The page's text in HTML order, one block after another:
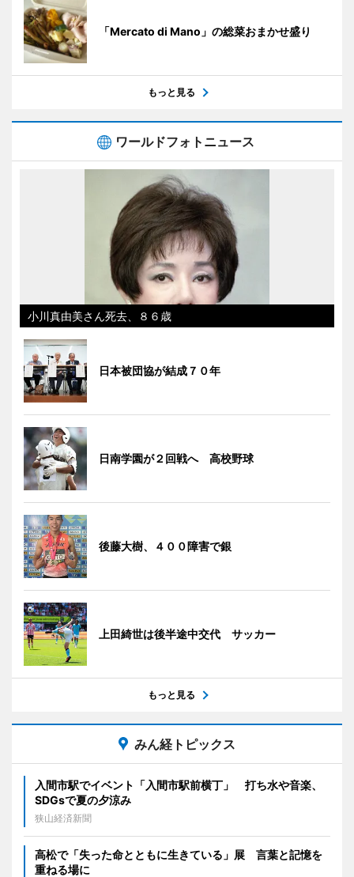
「Mercato di Mano」の総菜おまかせ盛り
もっと見る
ワールドフォトニュース
小川真由美さん死去、８６歳
日本被団協が結成７０年
日南学園が２回戦へ 高校野球
後藤大樹、４００障害で銀
上田綺世は後半途中交代 サッカー
もっと見る
みん経トピックス
入間市駅でイベント「入間市駅前横丁」 打ち水や音楽、
SDGsで夏の夕涼み
狭山経済新聞
高松で「失った命とともに生きている」展 言葉と記憶を
重ねる場に